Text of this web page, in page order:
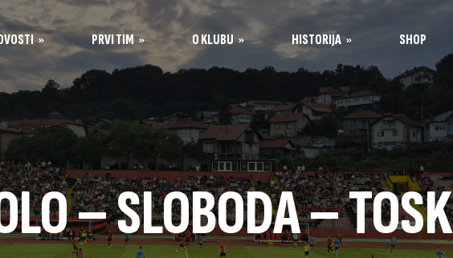
PRVI TIM
Igrači
Stručni štab
O KLUBU
Organi kluba
Stadion Tušanj
Kontakt
Sponzori
HISTORIJA
Sastavi po sezonama
SHOP
– SLOBODA – TOSK